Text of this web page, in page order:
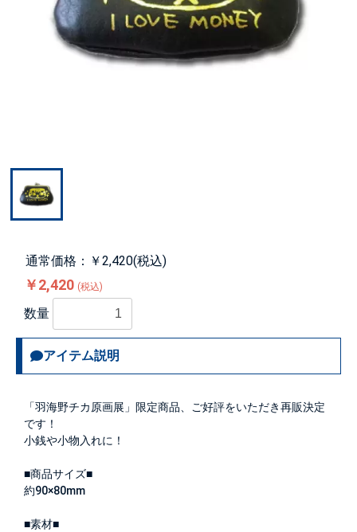
通常価格：￥2,420(税込)
￥2,420 (税込)
数量
アイテム説明
「羽海野チカ原画展」限定商品、ご好評をいただき再販決定
です！
小銭や小物入れに！
■商品サイズ■
約90×80mm
■素材■